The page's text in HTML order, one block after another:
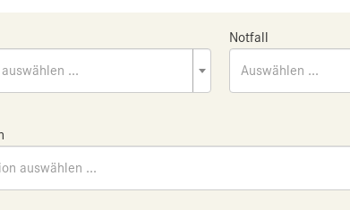
...
Notfall
Auswählen ...
auswählen ...